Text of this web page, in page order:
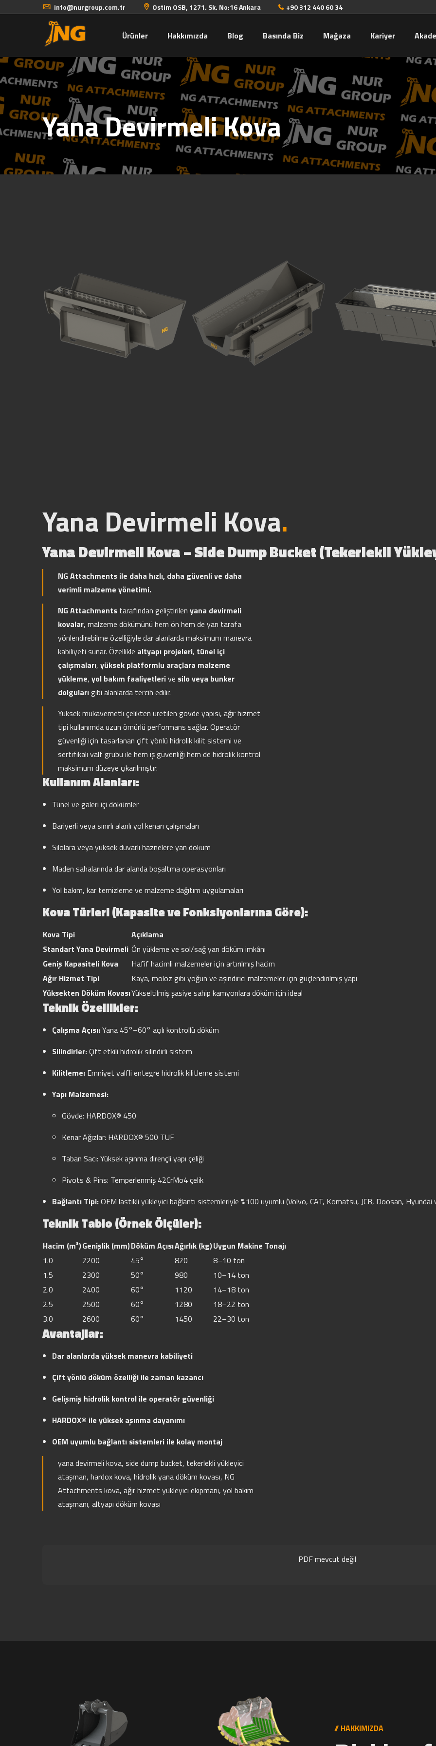
info@nurgroup.com.tr Ostim OSB, 1271. Sk. No:16 Ankara +90 312 440 60 34
Ürünler Hakkımızda Blog Basında Biz Mağaza Kariyer
Yana Devirmeli Kova
Yana Devirmeli Kova.
Yana Devirmeli Kova – Side Dump Bucket (Tekerlekli
NG Attachments ile daha hızlı, daha güvenli ve daha
verimli malzeme yönetimi.
NG Attachments tarafından geliştirilen yana devirmeli
kovalar, malzeme dökümünü hem ön hem de yan tarafa
yönlendirebilme özelliğiyle dar alanlarda maksimum manevra
kabiliyeti sunar. Özellikle altyapı projeleri, tünel içi
çalışmaları, yüksek platformlu araçlara malzeme
yükleme, yol bakım faaliyetlerive silo veya bunker
dolgularıgibi alanlarda tercih edilir.
Yüksek mukavemetli çelikten üretilen gövde yapısı, ağır hizmet
tipi kullanımda uzun ömürlü performans sağlar. Operatör
güvenliği için tasarlanan çift yönlü hidrolik kilit sistemi ve
sertifikalı valf grubu ile hem iş güvenliği hem de hidrolik kontrol
maksimum düzeye çıkarılmıştır.
Kullanım Alanları:
Tünel ve galeri içi dökümler
Bariyerli veya sınırlı alanlı yol kenarı çalışmaları
Silolara veya yüksek duvarlı haznelere yan döküm
Maden sahalarında dar alanda boşaltma operasyonları
Yol bakım, kar temizleme ve malzeme dağıtım uygulamaları
Kova Türleri (Kapasite ve Fonksiyonlarına Göre):
Kova Tipi
Açıklama
Standart Yana Devirmeli Ön yükleme ve sol/sağ yan döküm imkânı
Geniş Kapasiteli Kova
Hafif hacimli malzemeler için artırılmış hacim
Ağır Hizmet Tipi
Kaya, moloz gibi yoğun ve aşındırıcı malzemeler için güçlendirilmiş yapı
Yüksekten Döküm KovasıYükseltilmiş şasiye sahip kamyonlara döküm için ideal
Teknik Özellikler:
Çalışma Açısı:Yana 45°–60° açılı kontrollü döküm
Silindirler:Çift etkili hidrolik silindirli sistem
Kilitleme: Emniyet valfli entegre hidrolik kilitleme sistemi
Yapı Malzemesi:
Gövde: HARDOX® 450
Kenar Ağızlar: HARDOX® 500 TUF
Taban Sacı: Yüksek aşınma dirençli yapı çeliği
Pivots & Pins: Temperlenmiş 42CrMo4 çelik
Bağlantı Tipi:OEM lastikli yükleyici bağlantı sistemleriyle %100 uyumlu (Volvo, CAT, Komatsu, JCB, Doosan, Hyundai
Teknik Tablo (Örnek Ölçüler):
Hacim (m³)Genişlik (mm)Döküm AçısıAğırlık (kg)Uygun Makine Tonajı
1.0
2200 45° 820
8–10 ton
1.5
2300 50° 980
10–14 ton
2.0
2400 60° 1120
14–18 ton
2.5
2500 60° 1280
18–22 ton
3.0
2600 60° 1450 22–30 ton
Avantajlar:
Dar alanlarda yüksek manevra kabiliyeti
Çift yönlü döküm özelliği ile zaman kazancı
Gelişmiş hidrolik kontrol ile operatör güvenliği
HARDOX® ile yüksek aşınma dayanımı
OEM uyumlu bağlantı sistemleri ile kolay montaj
yana devirmeli kova, side dump bucket, tekerlekli yükleyici
ataşman, hardox kova, hidrolik yana döküm kovası, NG
Attachments kova, ağır hizmet yükleyici ekipmanı, yol bakım
ataşmanı, altyapı döküm kovası
PDF mevcut değil
// HAKKIMIZDA